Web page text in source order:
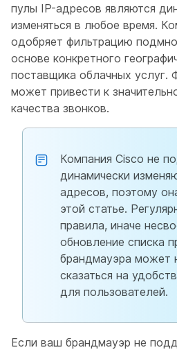
пулы IP-адресов являются
изменяться в любое время.
одобряет фильтрацию
основе конкретного
поставщика облачных услуг.
может привести к
качества звонков.
Компания Cisco не
динамически
адресов, поэтому
этой статье.
правила, иначе
обновление списка
брандмауэра может
сказаться на
для пользователей.
Если ваш брандмауэр не